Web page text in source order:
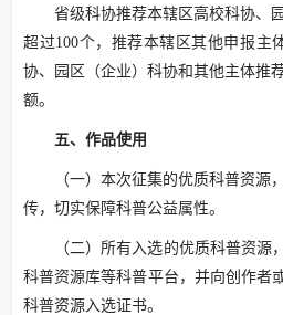
省级科协推荐本辖区高校科协、
超过100个，推荐本辖区其他申报主
协、园区（企业）科协和其他主体推
额。
五、作品使用
（一）本次征集的优质科普资源
传，切实保障科普公益属性。
（二）所有入选的优质科普资源
科普资源库等科普平台，并向创作者
科普资源入选证书。